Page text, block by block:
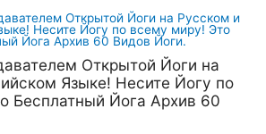
Открытой Йоги на
Языке! Несите Йогу по
Бесплатный Йога Архив 60